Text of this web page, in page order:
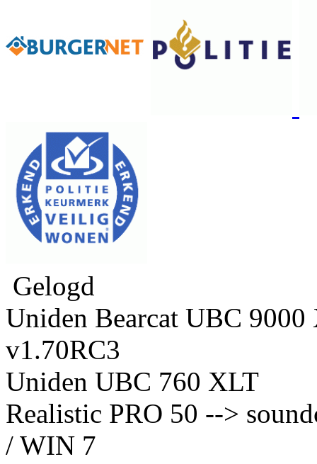
Gelogd
Uniden Bearcat UBC
v1.70RC3
Uniden UBC 760 XLT
Realistic PRO 50 -->
/ WIN 7